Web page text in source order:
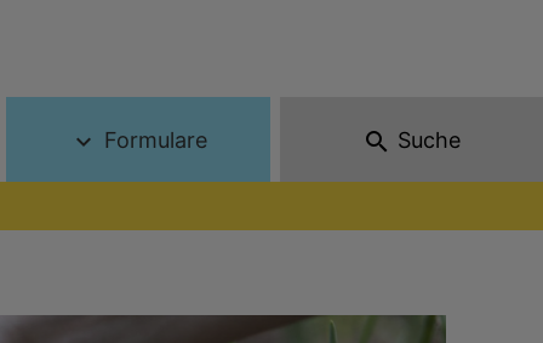
expand_more Formulare search Suche